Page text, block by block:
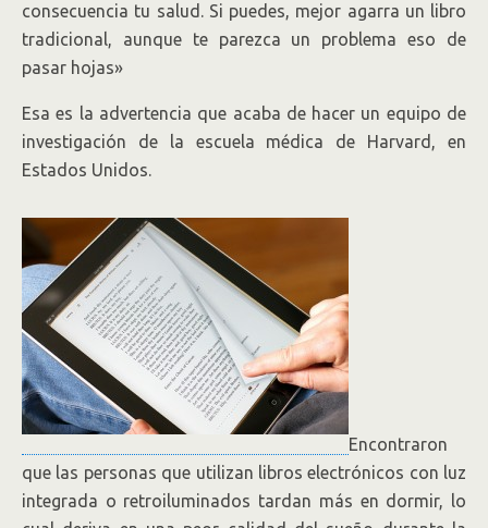
consecuencia tu salud. Si puedes, mejor agarra un libro
tradicional, aunque te parezca un problema eso de
pasar hojas»
Esa es la advertencia que acaba de hacer un equipo de
investigación de la escuela médica de Harvard, en
Estados Unidos.
Encontraron
que las personas que utilizan libros electrónicos con luz
integrada o retroiluminados tardan más en dormir, lo